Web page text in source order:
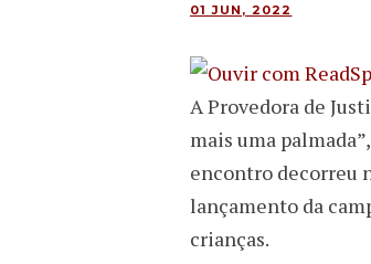
01 JUN, 2022
A Provedora de
mais uma
encontro decorreu
lançamento da
crianças.